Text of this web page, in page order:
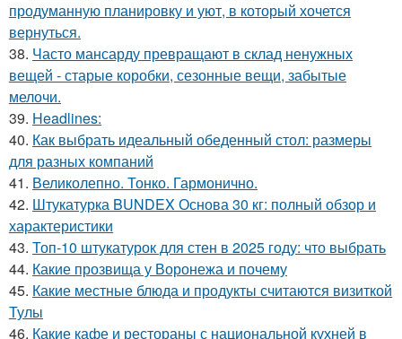
продуманную планировку и уют, в который хочется
вернуться.
38. Часто мансарду превращают в склад ненужных
вещей - старые коробки, сезонные вещи, забытые
мелочи.
39. Headlines:
40. Как выбрать идеальный обеденный стол: размеры
для разных компаний
41. Великолепно. Тонко. Гармонично.
42. Штукатурка BUNDEX Основа 30 кг: полный обзор и
характеристики
43. Топ-10 штукатурок для стен в 2025 году: что выбрать
44. Какие прозвища у Воронежа и почему
45. Какие местные блюда и продукты считаются визиткой
Тулы
46. Какие кафе и рестораны с национальной кухней в